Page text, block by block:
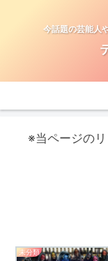
今話題の芸能人
※当ページの
未分類